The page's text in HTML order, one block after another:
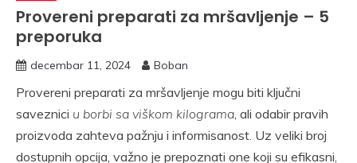
Provereni preparati za mršavljenje – 5
preporuka
decembar 11, 2024 Boban
Provereni preparati za mršavljenje mogu biti ključni
saveznici u borbi sa viškom kilograma , ali odabir pravih
proizvoda zahteva pažnju i informisanost. Uz veliki broj
dostupnih opcija, važno je prepoznati one koji su efikasni,